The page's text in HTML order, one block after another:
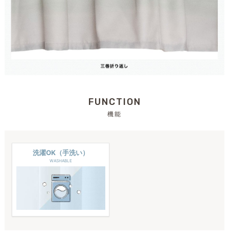
FUNCTION
機能
洗濯OK（手洗い）
WASHABLE